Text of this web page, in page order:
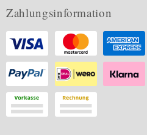
Zahlungsinformation